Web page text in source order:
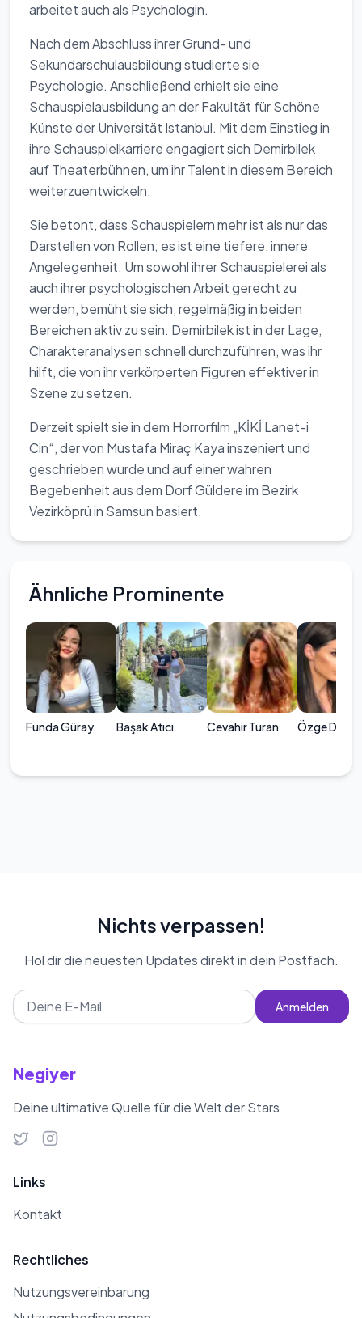
arbeitet auch als Psychologin.
Nach dem Abschluss ihrer Grund- und
Sekundarschulausbildung studierte sie
Psychologie. Anschließend erhielt sie eine
Schauspielausbildung an der Fakultät für Schöne
Künste der Universität Istanbul. Mit dem Einstieg in
ihre Schauspielkarriere engagiert sich Demirbilek
auf Theaterbühnen, um ihr Talent in diesem Bereich
weiterzuentwickeln.
Sie betont, dass Schauspielern mehr ist als nur das
Darstellen von Rollen; es ist eine tiefere, innere
Angelegenheit. Um sowohl ihrer Schauspielerei als
auch ihrer psychologischen Arbeit gerecht zu
werden, bemüht sie sich, regelmäßig in beiden
Bereichen aktiv zu sein. Demirbilek ist in der Lage,
Charakteranalysen schnell durchzuführen, was ihr
hilft, die von ihr verkörperten Figuren effektiver in
Szene zu setzen.
Derzeit spielt sie in dem Horrorfilm „KİKİ Lanet-i
Cin“, der von Mustafa Miraç Kaya inszeniert und
geschrieben wurde und auf einer wahren
Begebenheit aus dem Dorf Güldere im Bezirk
Vezirköprü in Samsun basiert.
Ähnliche Prominente
Funda Güray Başak Atıcı Cevahir Turan Özge
Nichts verpassen!
Hol dir die neuesten Updates direkt in dein Postfach.
Anmelden
Negiyer
Deine ultimative Quelle für die Welt der Stars
Links
Kontakt
Rechtliches
Nutzungsvereinbarung